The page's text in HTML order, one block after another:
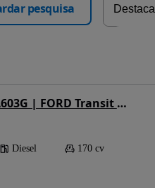
pesquisa
Ford Transit Pilote A603G | FORD Transit Tdci 2.0 Euro 6d 170hp Manual | 2025
Diesel
170 cv